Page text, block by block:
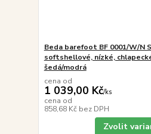
Beda barefoot BF 0001/W/N
softshellové, nízké,
šedá/modrá
cena od
1 039,00 Kč/ks
cena od
858,68 Kč bez DPH
Zvolit